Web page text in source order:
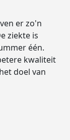
er zo'n
ziekte is
één.
kwaliteit
doel van